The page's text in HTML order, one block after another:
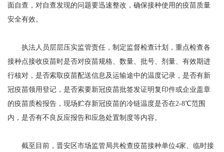
面自查，对自查发现的问题要迅速整改，确保接种使用的疫苗质量
安全有效。
执法人员层层压实监管责任，制定监督检查计划，重点检查各
接种点接收疫苗时是否对疫苗规格、数量、批号、剂量、有效期进
行核对，是否索取疫苗配送信息及运输途中的温度记录，是否有新
冠疫苗领用登记，是否索要新冠疫苗批签发证明复印件或企业盖章
的疫苗质检报告，现场贮存新冠疫苗的冷链温度是否在2-8℃范围
内，是否有不良反应报告和应急处置制度等内容。
截至目前，晋安区市场监管局共检查疫苗接种单位4家、临时接